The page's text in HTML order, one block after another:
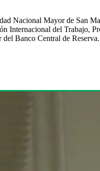
Nacional Mayor de San
del Trabajo,
Banco Central de Reserva.